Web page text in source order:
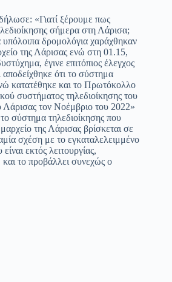
«Γιατί ξέρουμε πως
σήμερα στη Λάρισα;
υπόλοιπα δρομολόγια χαράχθηκαν
της Λάρισας ενώ στη 01.15,
έγινε επιτόπιος έλεγχος
ότι το σύστημα
κατατέθηκε και το Πρωτόκολλο
συστήματος τηλεδιοίκησης του
τον Νοέμβριο του 2022»
το σύστημα τηλεδιοίκησης που
της Λάρισας βρίσκεται σε
σχέση με το εγκαταλελειμμένο
εκτός λειτουργίας,
το προβάλλει συνεχώς ο